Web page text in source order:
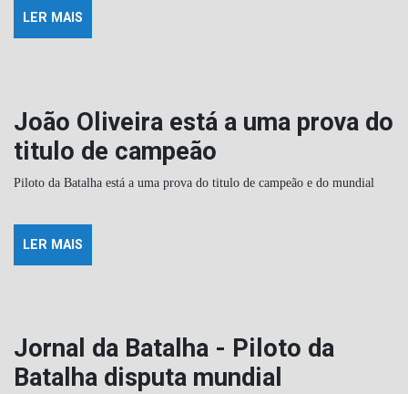
LER MAIS
João Oliveira está a uma prova do
titulo de campeão
Piloto da Batalha está a uma prova do titulo de campeão e do mundial
LER MAIS
Jornal da Batalha - Piloto da
Batalha disputa mundial